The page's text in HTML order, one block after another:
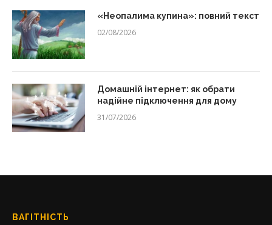
«Неопалима купина»: повний текст
02/08/2026
Домашній інтернет: як обрати
надійне підключення для дому
31/07/2026
ВАГІТНІСТЬ